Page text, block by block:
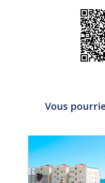
Vous